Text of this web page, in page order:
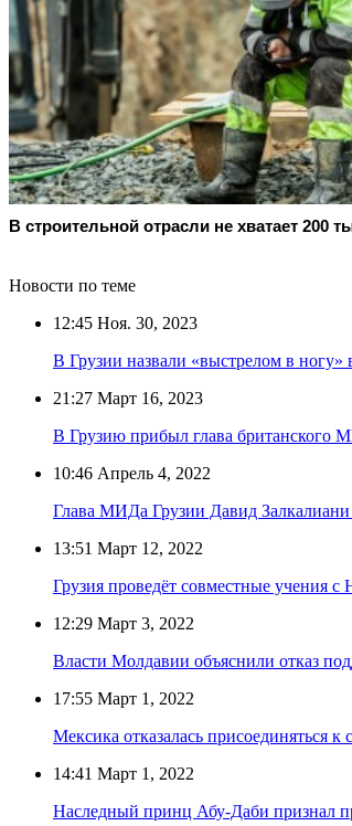
В строительной отрасли не хватает 200
Новости по теме
12:45 Ноя. 30, 2023
В Грузии назвали «выстрелом в ногу»
21:27 Март 16, 2023
В Грузию прибыл глава британского
10:46 Апрель 4, 2022
Глава МИДа Грузии Давид
13:51 Март 12, 2022
Грузия проведёт совместные учения
12:29 Март 3, 2022
Власти Молдавии объяснили отказ
17:55 Март 1, 2022
Мексика отказалась присоединяться
14:41 Март 1, 2022
Наследный принц Абу-Даби признал